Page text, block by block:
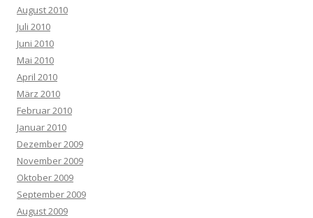
August 2010
Juli 2010
Juni 2010
Mai 2010
April 2010
März 2010
Februar 2010
Januar 2010
Dezember 2009
November 2009
Oktober 2009
September 2009
August 2009